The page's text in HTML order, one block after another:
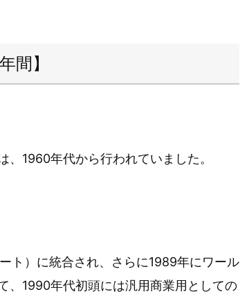
間】
1960年代から行われていました。
ト）に統合され、さらに1989年にワール
、1990年代初頭には汎用商業用としての